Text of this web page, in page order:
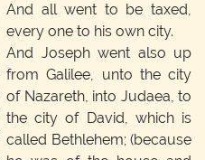
And all went to be taxed,
every one to his own city.
And Joseph went also up
from Galilee, unto the city
of Nazareth, into Judaea, to
the city of David, which is
called Bethlehem; (because